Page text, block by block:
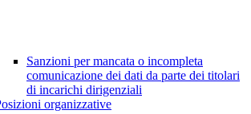
Sanzioni per mancata o incompleta
comunicazione dei dati da parte dei titolari
di incarichi dirigenziali
organizzative